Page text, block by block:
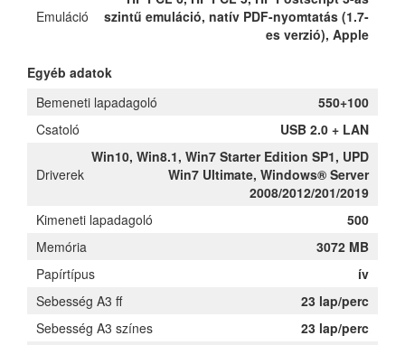
Emuláció
szintű emuláció, natív PDF-nyomtatás (1.7-
es verzió), Apple
Egyéb adatok
Bemeneti lapadagoló
550+100
Csatoló
USB 2.0 + LAN
Driverek
Win10, Win8.1, Win7 Starter Edition SP1, UPD
Win7 Ultimate, Windows® Server
2008/2012/201/2019
Kimeneti lapadagoló
500
Memória
3072 MB
Papírtípus
ív
Sebesség A3 ff
23 lap/perc
Sebesség A3 színes
23 lap/perc